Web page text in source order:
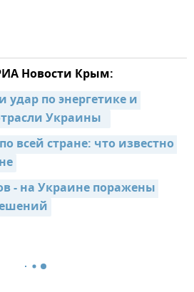
Новости Крым:
удар по энергетике и
Украины
всей стране: что известно
- на Украине поражены